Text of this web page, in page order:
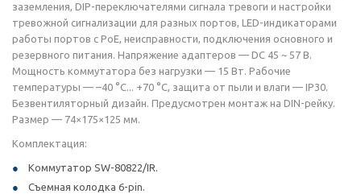
заземления, DIP-переключателями сигнала тревоги и настройки
тревожной сигнализации для разных портов, LED-индикаторами
работы портов с РоЕ, неисправности, подключения основного и
резервного питания. Напряжение адаптеров — DC 45 ~ 57 В.
Мощность коммутатора без нагрузки — 15 Вт. Рабочие
температуры — –40 °C... +70 °C, защита от пыли и влаги — IP30.
Безвентиляторный дизайн. Предусмотрен монтаж на DIN-рейку.
Размер — 74×175×125 мм.
Комплектация:
Коммутатор SW-80822/IR.
Съемная колодка 6-pin.